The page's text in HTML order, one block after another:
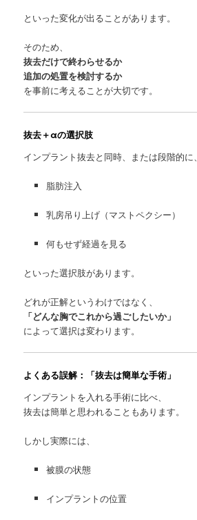
といった変化が出ることがあります。
そのため、
抜去だけで終わらせるか
追加の処置を検討するか
を事前に考えることが大切です。
抜去＋αの選択肢
インプラント抜去と同時、または段階的に、
脂肪注入
乳房吊り上げ（マストペクシー）
何もせず経過を見る
といった選択肢があります。
どれが正解というわけではなく、
「どんな胸でこれから過ごしたいか」
によって選択は変わります。
よくある誤解：「抜去は簡単な手術」
インプラントを入れる手術に比べ、
抜去は簡単と思われることもあります。
しかし実際には、
被膜の状態
インプラントの位置